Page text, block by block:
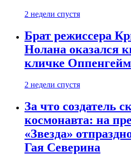
2 недели спустя
Брат режиссера
Нолана оказался
кличке
2 недели спустя
За что создатель
космонавта: на
«Звезда»
Гая Северина